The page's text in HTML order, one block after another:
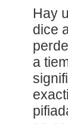
Hay
dice
a